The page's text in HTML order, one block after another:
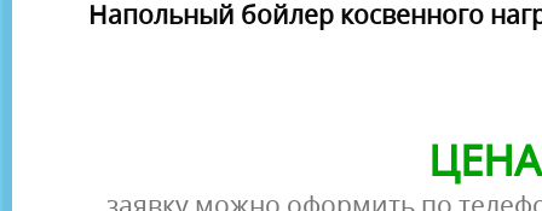
Напольный бойлер косвенного